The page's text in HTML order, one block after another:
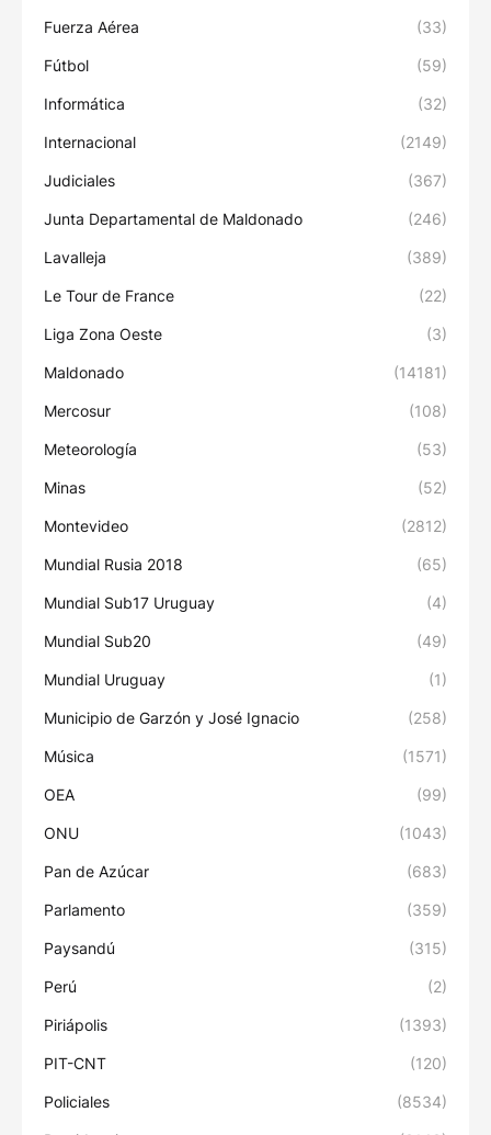
Fuerza Aérea (33)
Fútbol (59)
Informática (32)
Internacional (2149)
Judiciales (367)
Junta Departamental de Maldonado (246)
Lavalleja (389)
Le Tour de France (22)
Liga Zona Oeste (3)
Maldonado (14181)
Mercosur (108)
Meteorología (53)
Minas (52)
Montevideo (2812)
Mundial Rusia 2018 (65)
Mundial Sub17 Uruguay (4)
Mundial Sub20 (49)
Mundial Uruguay (1)
Municipio de Garzón y José Ignacio (258)
Música (1571)
OEA (99)
ONU (1043)
Pan de Azúcar (683)
Parlamento (359)
Paysandú (315)
Perú (2)
Piriápolis (1393)
PIT-CNT (120)
Policiales (8534)